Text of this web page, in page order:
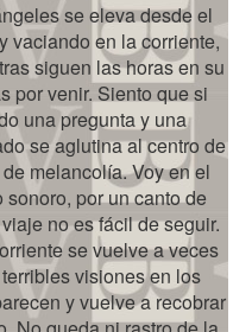
se eleva desde el
vaciando en la corriente,
siguen las horas en su
por venir. Siento que si
una pregunta y una
se aglutina al centro de
melancolía. Voy en el
por un canto de
no es fácil de seguir.
se vuelve a veces
visiones en los
y vuelve a recobrar